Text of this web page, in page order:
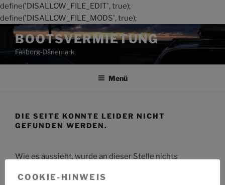
define('DISALLOW_FILE_EDIT', true);
define('DISALLOW_FILE_MODS', true);
Zum
Inhalt
springen
BOOTSVERMIETUNG
Faaborg-Dänemark
Menü
DIE SEITE KONNTE LEIDER NICHT
GEFUNDEN WERDEN.
Wie es aussieht, wurde an dieser Stelle nichts
COOKIE-HINWEIS